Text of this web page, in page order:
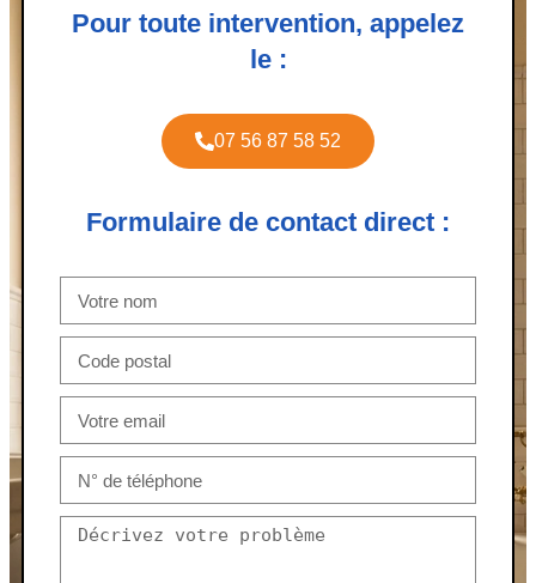
Pour toute intervention, appelez
le :
07 56 87 58 52
Formulaire de contact direct :